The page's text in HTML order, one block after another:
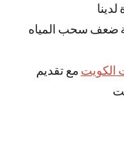
ضعف سحب المياه
الكويت مع تقديم